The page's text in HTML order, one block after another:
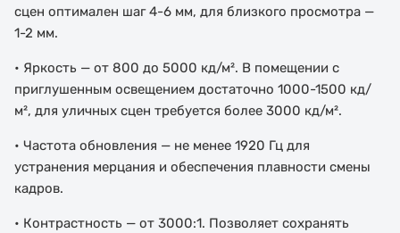
сцен оптимален шаг 4-6 мм, для близкого просмотра —
1-2 мм.
• Яркость — от 800 до 5000 кд/м². В помещении с
приглушенным освещением достаточно 1000-1500 кд/
м², для уличных сцен требуется более 3000 кд/м².
• Частота обновления — не менее 1920 Гц для
устранения мерцания и обеспечения плавности смены
кадров.
• Контрастность — от 3000:1. Позволяет сохранять